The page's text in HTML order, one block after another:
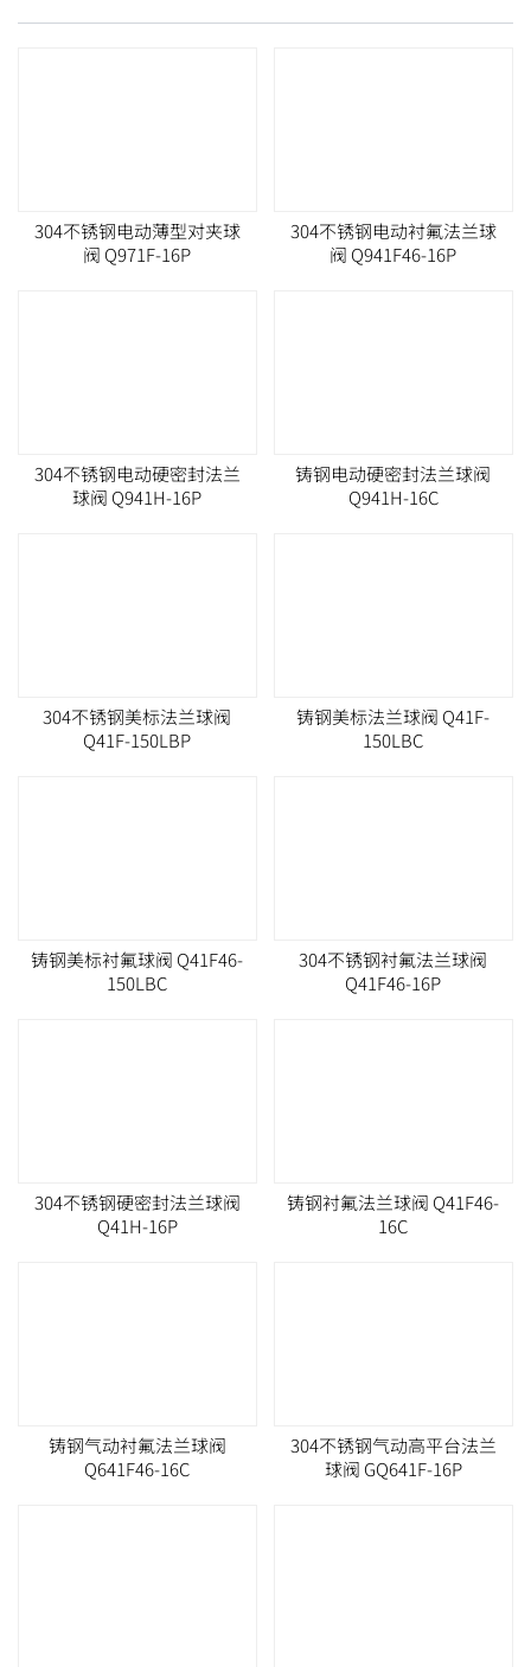
304不锈钢电动薄型对夹球
阀 Q971F-16P
304不锈钢电动衬氟法兰球
阀 Q941F46-16P
304不锈钢电动硬密封法兰
球阀 Q941H-16P
铸钢电动硬密封法兰球阀
Q941H-16C
304不锈钢美标法兰球阀
Q41F-150LBP
铸钢美标法兰球阀 Q41F-
150LBC
铸钢美标衬氟球阀 Q41F46-
150LBC
304不锈钢衬氟法兰球阀
Q41F46-16P
304不锈钢硬密封法兰球阀
Q41H-16P
铸钢衬氟法兰球阀 Q41F46-
16C
铸钢气动衬氟法兰球阀
Q641F46-16C
304不锈钢气动高平台法兰
球阀 GQ641F-16P